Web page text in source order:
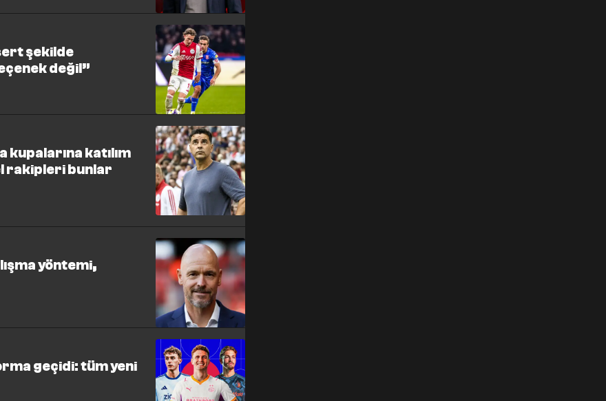
şekilde
değil”
kupalarına katılım
rakipleri bunlar
yöntemi,
geçidi: tüm yeni